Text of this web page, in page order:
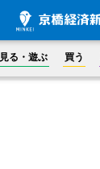
見る・遊ぶ 買う